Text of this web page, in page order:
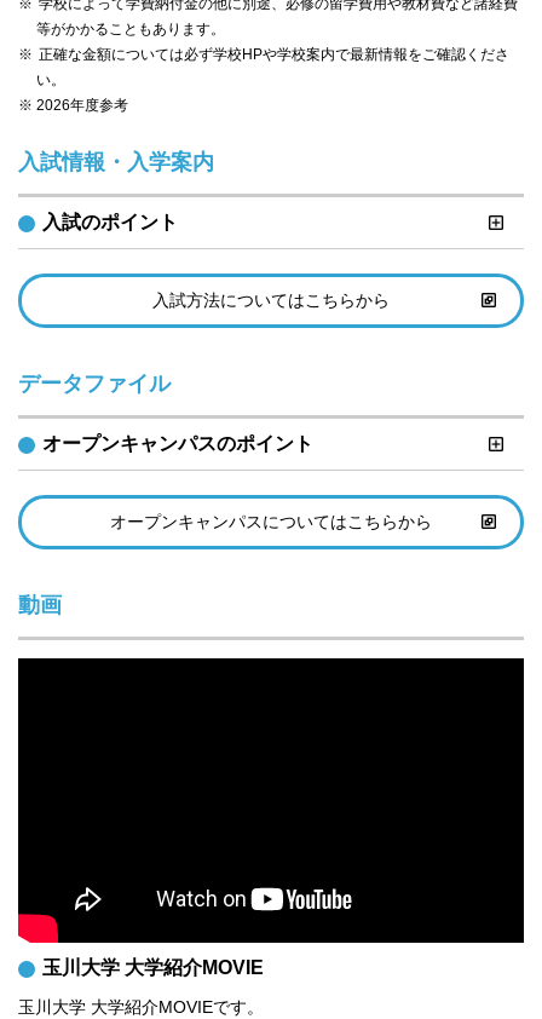
学校によって学費納付金の他に別途、必修の留学費用や教材費など諸経費
等がかかることもあります。
正確な金額については必ず学校HPや学校案内で最新情報をご確認くださ
い。
※ 2026年度参考
入試情報・入学案内
入試のポイント
入試方法についてはこちらから
データファイル
オープンキャンパスのポイント
オープンキャンパスについてはこちらから
動画
玉川大学 大学紹介MOVIE
玉川大学 大学紹介MOVIEです。